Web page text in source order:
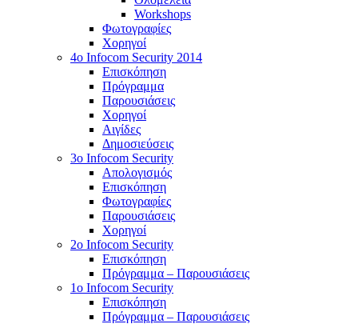
Workshops
Φωτογραφίες
Χορηγοί
4ο Infocom Security 2014
Επισκόπηση
Πρόγραμμα
Παρουσιάσεις
Χορηγοί
Αιγίδες
Δημοσιεύσεις
3o Infocom Security
Απολογισμός
Επισκόπηση
Φωτογραφίες
Παρουσιάσεις
Χορηγοί
2o Infocom Security
Επισκόπηση
Πρόγραμμα – Παρουσιάσεις
1ο Infocom Security
Επισκόπηση
Πρόγραμμα – Παρουσιάσεις